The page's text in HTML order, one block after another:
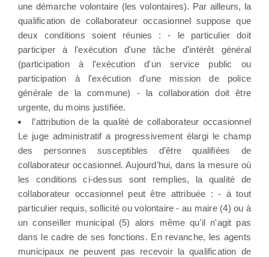
une démarche volontaire (les volontaires). Par ailleurs, la
qualification de collaborateur occasionnel suppose que
deux conditions soient réunies : - le particulier doit
participer à l'exécution d'une tâche d'intérêt général
(participation à l’exécution d'un service public ou
participation à l'exécution d'une mission de police
générale de la commune) - la collaboration doit être
urgente, du moins justifiée.
l’attribution de la qualité de collaborateur occasionnel
Le juge administratif a progressivement élargi le champ
des personnes susceptibles d’être qualifiées de
collaborateur occasionnel. Aujourd’hui, dans la mesure où
les conditions ci-dessus sont remplies, la qualité de
collaborateur occasionnel peut être attribuée : - à tout
particulier requis, sollicité ou volontaire - au maire (4) ou à
un conseiller municipal (5) alors même qu'il n'agit pas
dans le cadre de ses fonctions. En revanche, les agents
municipaux ne peuvent pas recevoir la qualification de